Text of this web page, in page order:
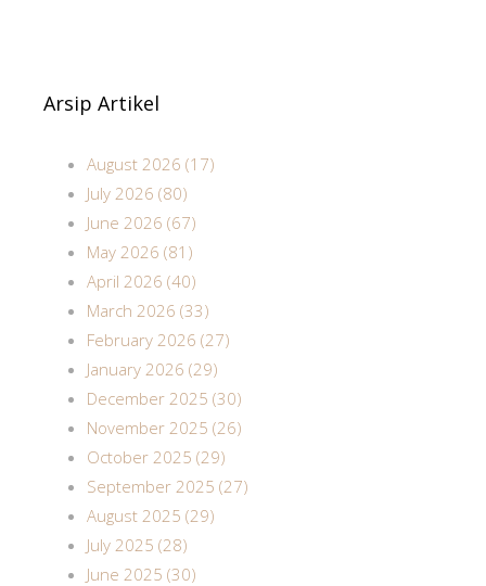
Arsip Artikel
August 2026 (17)
July 2026 (80)
June 2026 (67)
May 2026 (81)
April 2026 (40)
March 2026 (33)
February 2026 (27)
January 2026 (29)
December 2025 (30)
November 2025 (26)
October 2025 (29)
September 2025 (27)
August 2025 (29)
July 2025 (28)
June 2025 (30)